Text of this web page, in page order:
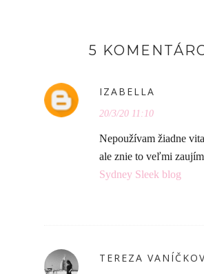
5
IZABELLA
20/3/20 11:10
Nepoužívam žiadne
ale znie to veľmi
Sydney Sleek blog
TEREZA